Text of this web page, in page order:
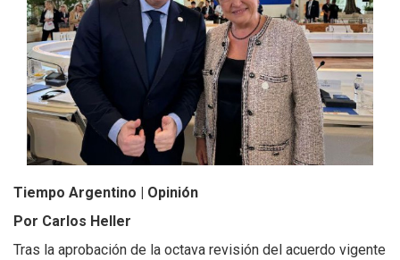
Tiempo Argentino | Opinión
Por Carlos Heller
Tras la aprobación de la octava revisión del acuerdo vigente